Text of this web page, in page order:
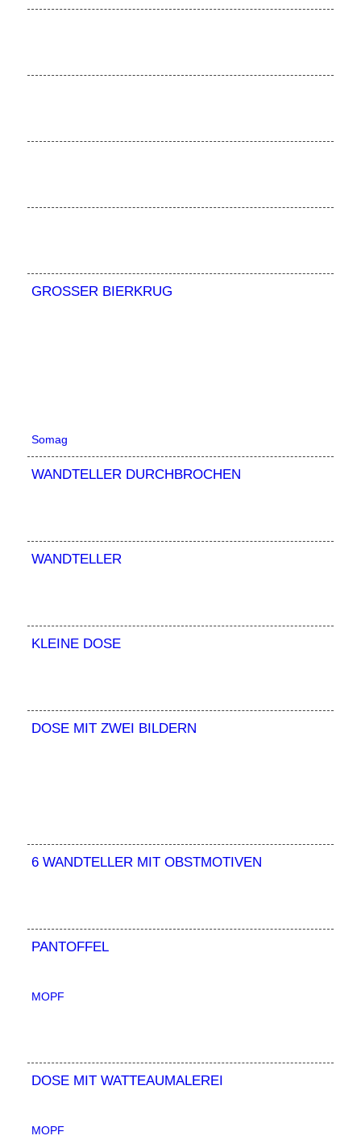
GROSSER BIERKRUG
Somag
WANDTELLER DURCHBROCHEN
WANDTELLER
KLEINE DOSE
DOSE MIT ZWEI BILDERN
6 WANDTELLER MIT OBSTMOTIVEN
PANTOFFEL
MOPF
DOSE MIT WATTEAUMALEREI
MOPF